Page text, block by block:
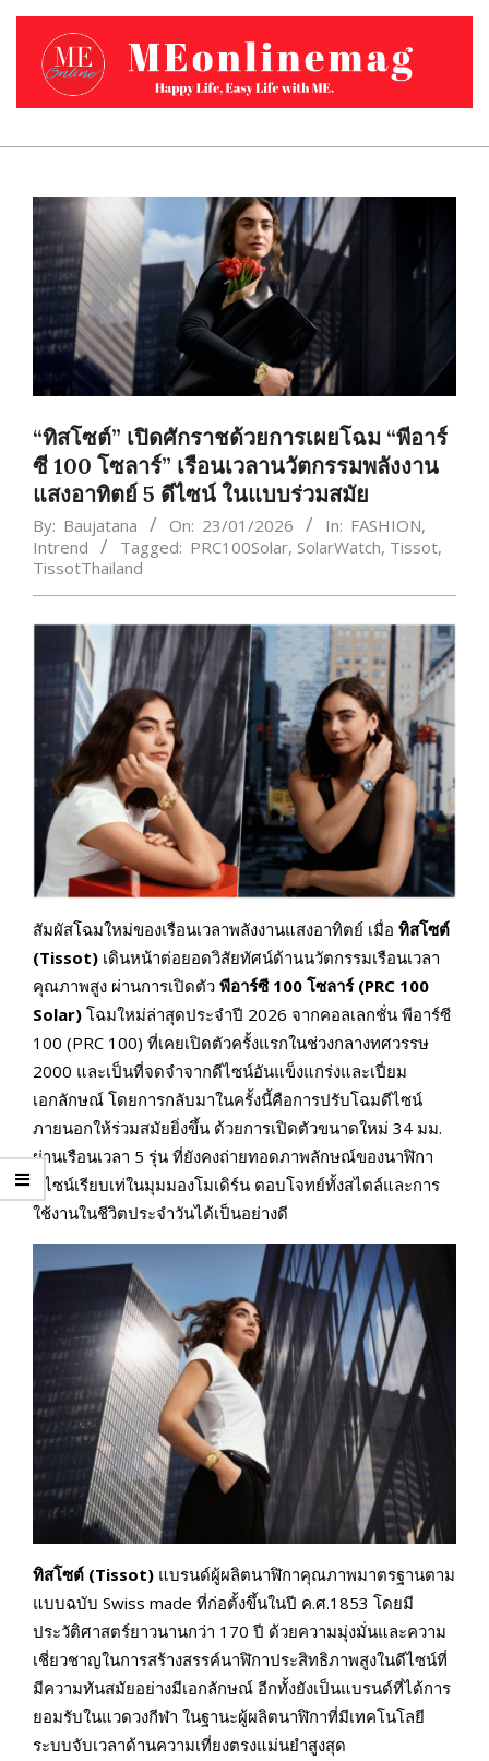
Skip
content
Primary
Menu
“ทิสโซต์” เปิดศักราชด้วยการเผยโฉม “พีอาร์
ซี 100 โซลาร์” เรือนเวลานวัตกรรมพลังงาน
แสงอาทิตย์ 5 ดีไซน์ ในแบบร่วมสมัย
By: Baujatana On: 23/01/2026 In: FASHION,
Intrend
Tagged: PRC100Solar, SolarWatch, Tissot,
TissotThailand
สัมผัสโฉมใหม่ของเรือนเวลาพลังงานแสงอาทิตย์ เมื่อ ทิสโซต์
(Tissot) เดินหน้าต่อยอดวิสัยทัศน์ด้านนวัตกรรมเรือนเวลา
คุณภาพสูง ผ่านการเปิดตัว พีอาร์ซี 100 โซลาร์ (PRC 100
Solar) โฉมใหม่ล่าสุดประจำปี 2026 จากคอลเลกชั่น พีอาร์ซี
100 (PRC 100) ที่เคยเปิดตัวครั้งแรกในช่วงกลางทศวรรษ
2000 และเป็นที่จดจำจากดีไซน์อันแข็งแกร่งและเปี่ยม
เอกลักษณ์ โดยการกลับมาในครั้งนี้คือการปรับโฉมดีไซน์
ภายนอกให้ร่วมสมัยยิ่งขึ้น ด้วยการเปิดตัวขนาดใหม่ 34 มม.
ผ่านเรือนเวลา 5 รุ่น ที่ยังคงถ่ายทอดภาพลักษณ์ของนาฬิกา
ดีไซน์เรียบเท่ในมุมมองโมเดิร์น ตอบโจทย์ทั้งสไตล์และการ
ใช้งานในชีวิตประจำวันได้เป็นอย่างดี
ทิสโซต์ (Tissot) แบรนด์ผู้ผลิตนาฬิกาคุณภาพมาตรฐานตาม
แบบฉบับ Swiss made ที่ก่อตั้งขึ้นในปี ค.ศ.1853 โดยมี
ประวัติศาสตร์ยาวนานกว่า 170 ปี ด้วยความมุ่งมั่นและความ
เชี่ยวชาญในการสร้างสรรค์นาฬิกาประสิทธิภาพสูงในดีไซน์ที่
มีความทันสมัยอย่างมีเอกลักษณ์ อีกทั้งยังเป็นแบรนด์ที่ได้การ
ยอมรับในแวดวงกีฬา ในฐานะผู้ผลิตนาฬิกาที่มีเทคโนโลยี
ระบบจับเวลาด้านความเที่ยงตรงแม่นยำสูงสุด